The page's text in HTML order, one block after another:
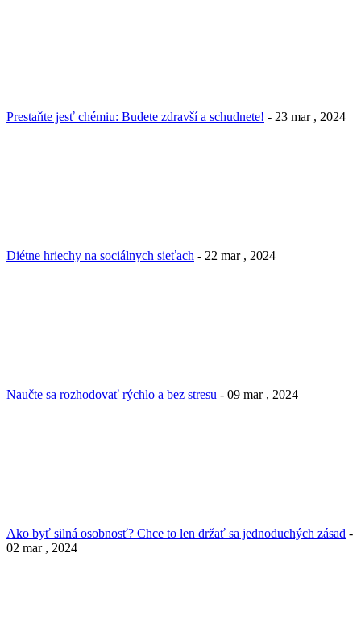
Prestaňte jesť chémiu: Budete zdravší a schudnete! - 23 mar , 2024
Diétne hriechy na sociálnych sieťach - 22 mar , 2024
Naučte sa rozhodovať rýchlo a bez stresu - 09 mar , 2024
Ako byť silná osobnosť? Chce to len držať sa jednoduchých zásad -
02 mar , 2024